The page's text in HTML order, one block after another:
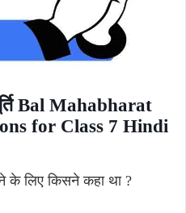
Bal Mahabharat
for Class 7 Hindi
के लिए किसने कहा था ?